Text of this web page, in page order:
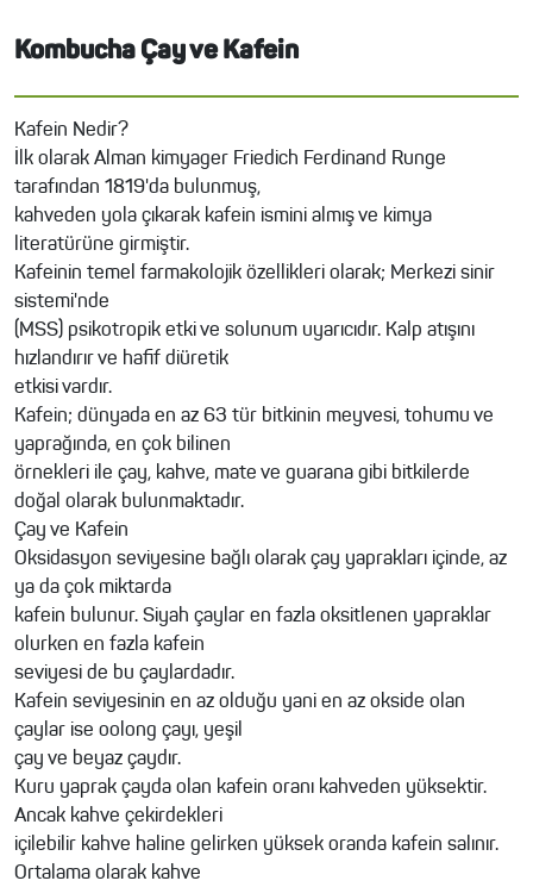
Kombucha Çay ve Kafein
Kafein Nedir?
İlk olarak Alman kimyager Friedich Ferdinand Runge
tarafından 1819'da bulunmuş,
kahveden yola çıkarak kafein ismini almış ve kimya
literatürüne girmiştir.
Kafeinin temel farmakolojik özellikleri olarak; Merkezi sinir
sistemi'nde
(MSS) psikotropik etki ve solunum uyarıcıdır. Kalp atışını
hızlandırır ve hafif diüretik
etkisi vardır.
Kafein; dünyada en az 63 tür bitkinin meyvesi, tohumu ve
yaprağında, en çok bilinen
örnekleri ile çay, kahve, mate ve guarana gibi bitkilerde
doğal olarak bulunmaktadır.
Çay ve Kafein
Oksidasyon seviyesine bağlı olarak çay yaprakları içinde, az
ya da çok miktarda
kafein bulunur. Siyah çaylar en fazla oksitlenen yapraklar
olurken en fazla kafein
seviyesi de bu çaylardadır.
Kafein seviyesinin en az olduğu yani en az okside olan
çaylar ise oolong çayı, yeşil
çay ve beyaz çaydır.
Kuru yaprak çayda olan kafein oranı kahveden yüksektir.
Ancak kahve çekirdekleri
içilebilir kahve haline gelirken yüksek oranda kafein salınır.
Ortalama olarak kahve